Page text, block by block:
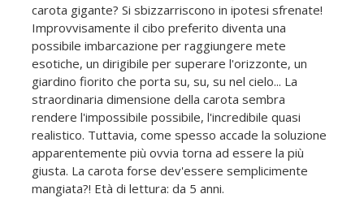
carota gigante? Si sbizzarriscono in ipotesi sfrenate!
Improvvisamente il cibo preferito diventa una
possibile imbarcazione per raggiungere mete
esotiche, un dirigibile per superare l'orizzonte, un
giardino fiorito che porta su, su, su nel cielo... La
straordinaria dimensione della carota sembra
rendere l'impossibile possibile, l'incredibile quasi
realistico. Tuttavia, come spesso accade la soluzione
apparentemente più ovvia torna ad essere la più
giusta. La carota forse dev'essere semplicimente
mangiata?! Età di lettura: da 5 anni.